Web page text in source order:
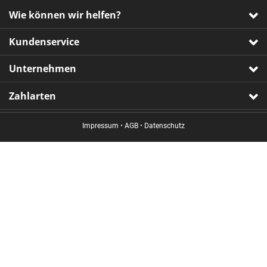
Wie können wir helfen?
Kundenservice
Unternehmen
Zahlarten
Impressum • AGB • Datenschutz